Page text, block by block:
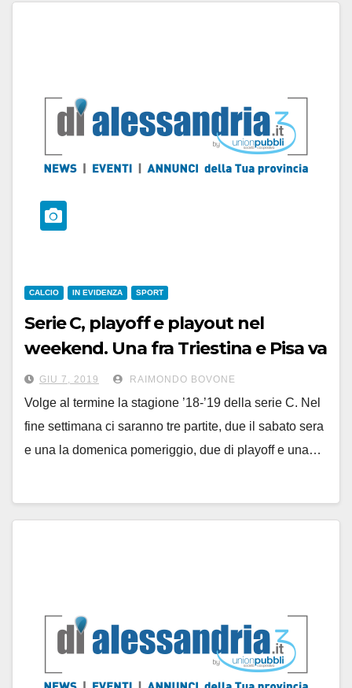
CALCIO IN EVIDENZA SPORT
Serie C, playoff e playout nel
weekend. Una fra Triestina e Pisa va
in serie B, una fra Bisceglie e
Lucchese scende
GIU 7, 2019 RAIMONDO BOVONE
Volge al termine la stagione ’18-’19 della serie C. Nel
fine settimana ci saranno tre partite, due il sabato sera
e una la domenica pomeriggio, due di playoff e una…